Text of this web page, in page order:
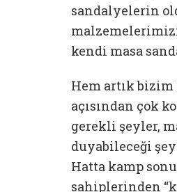
sandalyelerin
kendi masa
Hem artık
açısından çok
gerekli şeyler,
duyabileceği
Hatta kamp
sahiplerinden